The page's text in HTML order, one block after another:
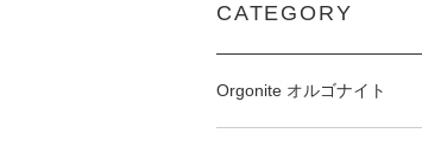
CATEGORY
Orgonite オルゴナイト